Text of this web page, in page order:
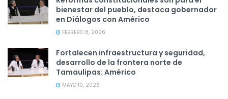
bienestar del pueblo, destaca gobernador
en Diálogos con Américo
FEBRERO 8, 2026
Fortalecen infraestructura y seguridad,
desarrollo de la frontera norte de
Tamaulipas: Américo
MAYO 10, 2026